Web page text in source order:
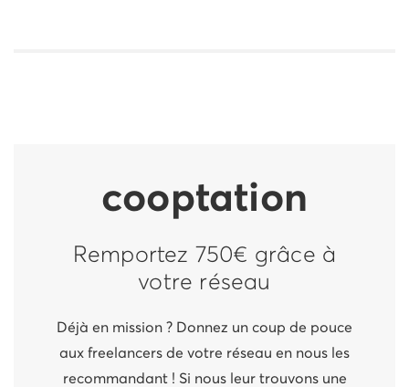
cooptation
Remportez 750€ grâce à
votre réseau
Déjà en mission ? Donnez un coup de pouce
aux freelancers de votre réseau en nous les
recommandant ! Si nous leur trouvons une